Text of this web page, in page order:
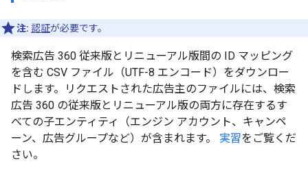
注: 認証が必要です。
検索広告 360 従来版とリニューアル版間の ID マッピング
を含む CSV ファイル（UTF-8 エンコード）をダウンロー
ドします。リクエストされた広告主のファイルには、検索
広告 360 の従来版とリニューアル版の両方に存在するす
べての子エンティティ（エンジン アカウント、キャンペ
ーン、広告グループなど）が含まれます。 実習をご覧くだ
さい。